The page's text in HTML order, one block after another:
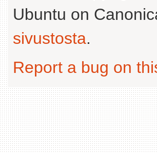
Ubuntu on
sivustosta.
Report a bug on